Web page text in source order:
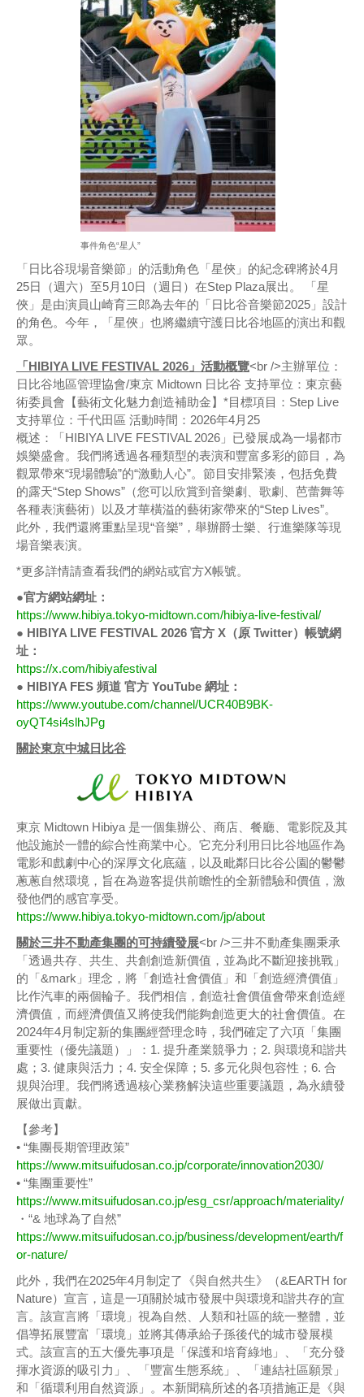
事件角色“星人”
「日比谷現場音樂節」的活動角色「星俠」的紀念碑將於4月
25日（週六）至5月10日（週日）在Step Plaza展出。 「星
俠」是由演員山崎育三郎為去年的「日比谷音樂節2025」設計
的角色。今年，「星俠」也將繼續守護日比谷地區的演出和觀
眾。
「HIBIYA LIVE FESTIVAL 2026」活動概覽<br />主辦單位：
日比谷地區管理協會/東京 Midtown 日比谷 支持單位：東京藝
術委員會【藝術文化魅力創造補助金】*目標項目：Step Live
支持單位：千代田區 活動時間：2026年4月25
概述：「HIBIYA LIVE FESTIVAL 2026」已發展成為一場都市
娛樂盛會。我們將透過各種類型的表演和豐富多彩的節目，為
觀眾帶來“現場體驗”的“激動人心”。節目安排緊湊，包括免費
的露天“Step Shows”（您可以欣賞到音樂劇、歌劇、芭蕾舞等
各種表演藝術）以及才華橫溢的藝術家帶來的“Step Lives”。
此外，我們還將重點呈現“音樂”，舉辦爵士樂、行進樂隊等現
場音樂表演。
*更多詳情請查看我們的網站或官方X帳號。
●官方網站網址：
https://www.hibiya.tokyo-midtown.com/hibiya-live-festival/
● HIBIYA LIVE FESTIVAL 2026 官方 X（原 Twitter）帳號網
址：
https://x.com/hibiyafestival
● HIBIYA FES 頻道 官方 YouTube 網址：
https://www.youtube.com/channel/UCR40B9BK-
oyQT4si4slhJPg
關於東京中城日比谷
東京 Midtown Hibiya 是一個集辦公、商店、餐廳、電影院及其
他設施於一體的綜合性商業中心。它充分利用日比谷地區作為
電影和戲劇中心的深厚文化底蘊，以及毗鄰日比谷公園的鬱鬱
蔥蔥自然環境，旨在為遊客提供前瞻性的全新體驗和價值，激
發他們的感官享受。
https://www.hibiya.tokyo-midtown.com/jp/about
關於三井不動產集團的可持續發展<br />三井不動產集團秉承
「透過共存、共生、共創創造新價值，並為此不斷迎接挑戰」
的「&mark」理念，將「創造社會價值」和「創造經濟價值」
比作汽車的兩個輪子。我們相信，創造社會價值會帶來創造經
濟價值，而經濟價值又將使我們能夠創造更大的社會價值。在
2024年4月制定新的集團經營理念時，我們確定了六項「集團
重要性（優先議題）」：1. 提升產業競爭力；2. 與環境和諧共
處；3. 健康與活力；4. 安全保障；5. 多元化與包容性；6. 合
規與治理。我們將透過核心業務解決這些重要議題，為永續發
展做出貢獻。
【參考】
• “集團長期管理政策”
https://www.mitsuifudosan.co.jp/corporate/innovation2030/
• “集團重要性”
https://www.mitsuifudosan.co.jp/esg_csr/approach/materiality/
・“& 地球為了自然”
https://www.mitsuifudosan.co.jp/business/development/earth/f
or-nature/
此外，我們在2025年4月制定了《與自然共生》（&EARTH for
Nature）宣言，這是一項關於城市發展中與環境和諧共存的宣
言。該宣言將「環境」視為自然、人類和社區的統一整體，並
倡導拓展豐富「環境」並將其傳承給子孫後代的城市發展模
式。該宣言的五大優先事項是「保護和培育綠地」、「充分發
揮水資源的吸引力」、「豐富生態系統」、「連結社區願景」
和「循環利用自然資源」。本新聞稿所述的各項措施正是《與